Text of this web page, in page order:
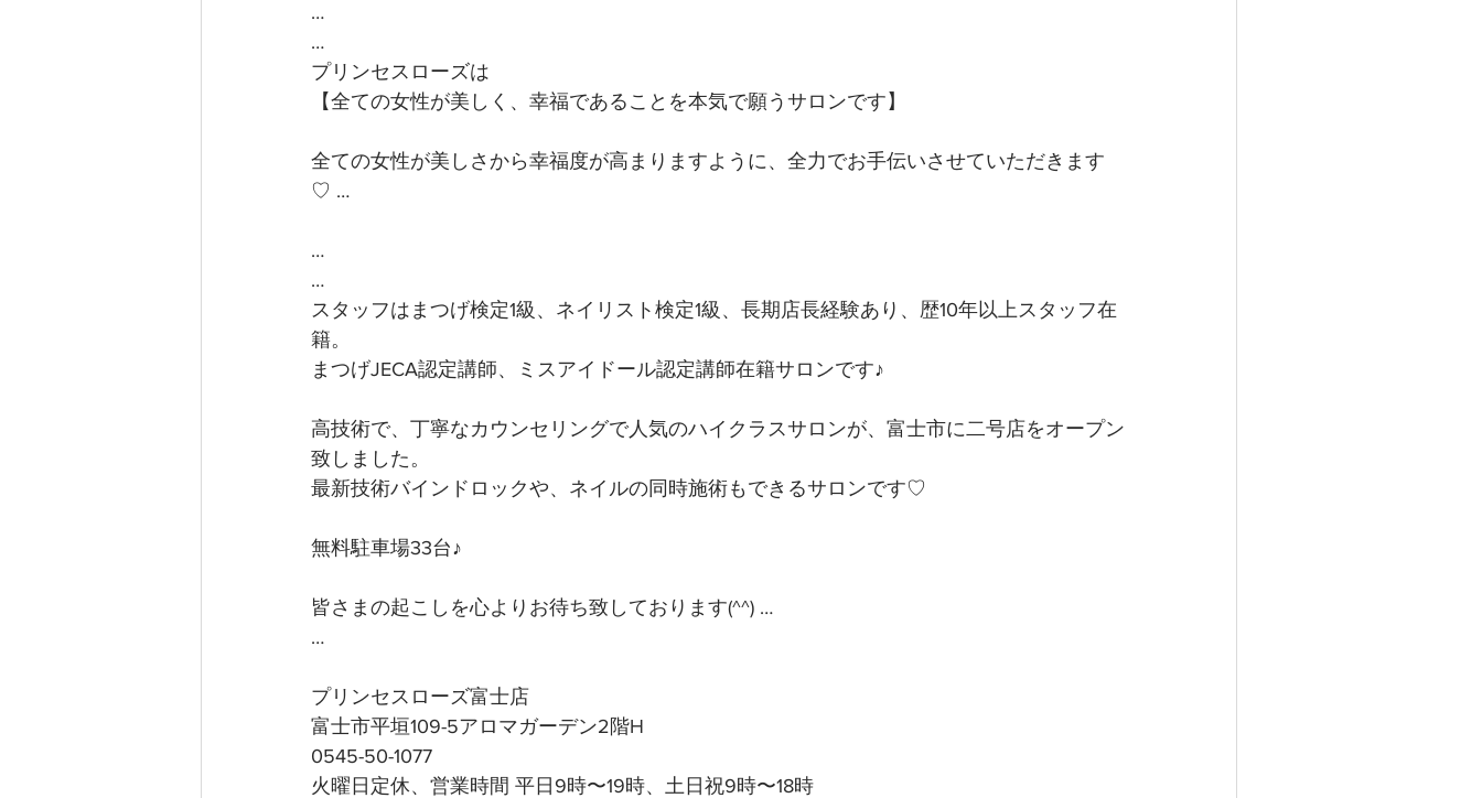
…
…
プリンセスローズは
【全ての女性が美しく、幸福であることを本気で願うサロンです】
全ての女性が美しさから幸福度が高まりますように、全力でお手伝いさせていただきます
♡ …
…
…
スタッフはまつげ検定1級、ネイリスト検定1級、長期店長経験あり、歴10年以上スタッフ在
籍。
まつげJECA認定講師、ミスアイドール認定講師在籍サロンです♪
高技術で、丁寧なカウンセリングで人気のハイクラスサロンが、富士市に二号店をオープン
致しました。
最新技術バインドロックや、ネイルの同時施術もできるサロンです♡
無料駐車場33台♪
皆さまの起こしを心よりお待ち致しております(^^) …
…
プリンセスローズ富士店
富士市平垣109-5アロマガーデン2階H
0545-50-1077
火曜日定休、営業時間 平日9時〜19時、土日祝9時〜18時